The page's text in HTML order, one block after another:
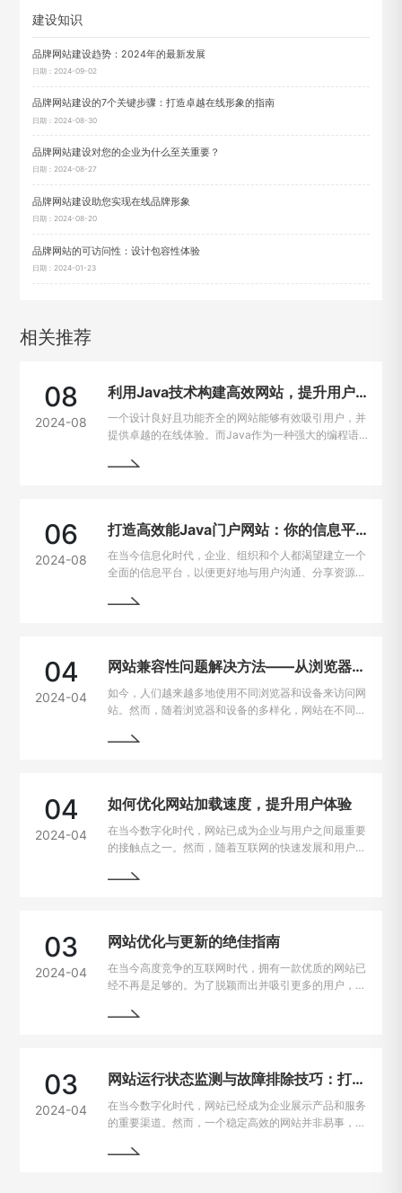
建设知识
品牌网站建设趋势：2024年的最新发展
日期：2024-09-02
品牌网站建设的7个关键步骤：打造卓越在线形象的指南
日期：2024-08-30
品牌网站建设对您的企业为什么至关重要？
日期：2024-08-27
品牌网站建设助您实现在线品牌形象
日期：2024-08-20
品牌网站的可访问性：设计包容性体验
日期：2024-01-23
相关推荐
08
2024-08
利用Java技术构建高效网站，提升用户在线体验
一个设计良好且功能齐全的网站能够有效吸引用户，并
提供卓越的在线体验。而Java作为一种强大的编程语
的热门选择。
06
2024-08
打造高效能Java门户网站：你的信息平台解决方案
在当今信息化时代，企业、组织和个人都渴望建立一个
全面的信息平台，以便更好地与用户沟通、分享资源和
为构建门户网站的首选技术之一。
04
2024-04
网站兼容性问题解决方法——从浏览器到设备的完美适配
如今，人们越来越多地使用不同浏览器和设备来访问网
站。然而，随着浏览器和设备的多样化，网站在不同平
在电脑、手机、平板上都能有良好的使用体验，我们需
04
2024-04
如何优化网站加载速度，提升用户体验
在当今数字化时代，网站已成为企业与用户之间最重要
的接触点之一。然而，随着互联网的快速发展和用户需
重要因素。一般来说，如果一个网站的加载速度过慢，
验，成为了每个网站主的重要课题。
03
2024-04
网站优化与更新的绝佳指南
在当今高度竞争的互联网时代，拥有一款优质的网站已
经不再是足够的。为了脱颖而出并吸引更多的用户，持
如何进行网站的持续优化与更新，以帮助您实现网站的
03
2024-04
网站运行状态监测与故障排除技巧：打造稳定高效的在线平台
在当今数字化时代，网站已经成为企业展示产品和服务
的重要渠道。然而，一个稳定高效的网站并非易事，因
绍一些运行状态监测与故障排除的技巧，帮助网站管理